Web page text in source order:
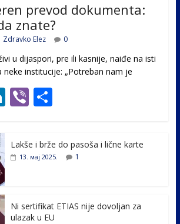
prevod dokumenta:
znate?
Zdravko Elez 0
u dijaspori, pre ili kasnije, naiđe na isti
neke institucije: „Potreban nam je
Li
e
Vi
er
S
ar
e
Lakše i brže do pasoša i lične karte
13. мај 2025. 1
Ni sertifikat ETIAS nije dovoljan za
ulazak u EU